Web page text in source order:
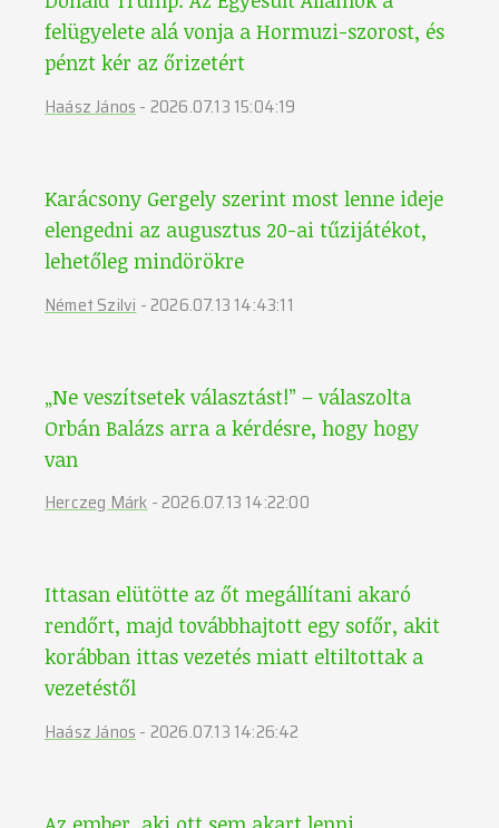
felügyelete alá vonja a Hormuzi-szorost, és
pénzt kér az őrizetért
Haász János - 2026.07.13 15:04:19
Karácsony Gergely szerint most lenne ideje
elengedni az augusztus 20-ai tűzijátékot,
lehetőleg mindörökre
Német Szilvi - 2026.07.13 14:43:11
„Ne veszítsetek választást!” – válaszolta
Orbán Balázs arra a kérdésre, hogy hogy
van
Herczeg Márk- 2026.07.13 14:22:00
Ittasan elütötte az őt megállítani akaró
rendőrt, majd továbbhajtott egy sofőr, akit
korábban ittas vezetés miatt eltiltottak a
vezetéstől
Haász János- 2026.07.13 14:26:42